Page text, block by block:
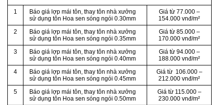
1
Báo giá lợp mái tôn, thay tôn nhà xưởng
sử dụng tôn Hoa sen sóng ngói 0.30mm
Giá từ 77.000 –
154.000 vnđ/m²
2
Báo giá lợp mái tôn, thay tôn nhà xưởng
sử dụng tôn Hoa sen sóng ngói 0.35mm
Giá từ 85.000 –
170.000 vnđ/m²
3
Báo giá lợp mái tôn, thay tôn nhà xưởng
sử dụng tôn Hoa sen sóng ngói 0.40mm
Giá từ 94.000 –
188.000 vnđ/m²
4
Báo giá lợp mái tôn, thay tôn nhà xưởng
sử dụng tôn Hoa sen sóng ngói 0.45mm
Giá từ 106.000 –
212.000 vnđ/m²
5
Báo giá lợp mái tôn, thay tôn nhà xưởng
sử dụng tôn Hoa sen sóng ngói 0.50mm
Giá từ 115.000 –
230.000 vnđ/m²